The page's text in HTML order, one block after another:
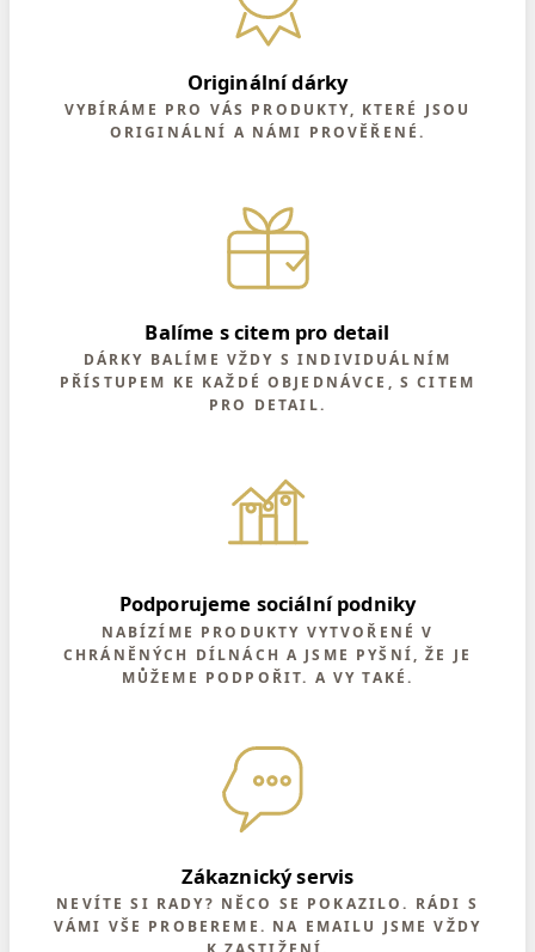
Originální dárky
VYBÍRÁME PRO VÁS PRODUKTY, KTERÉ JSOU
ORIGINÁLNÍ A NÁMI PROVĚŘENÉ.
Balíme s citem pro detail
DÁRKY BALÍME VŽDY S INDIVIDUÁLNÍM
PŘÍSTUPEM KE KAŽDÉ OBJEDNÁVCE, S CITEM
PRO DETAIL.
Podporujeme sociální podniky
NABÍZÍME PRODUKTY VYTVOŘENÉ V
CHRÁNĚNÝCH DÍLNÁCH A JSME PYŠNÍ, ŽE JE
MŮŽEME PODPOŘIT. A VY TAKÉ.
Zákaznický servis
NEVÍTE SI RADY? NĚCO SE POKAZILO. RÁDI S
VÁMI VŠE PROBEREME. NA EMAILU JSME VŽDY